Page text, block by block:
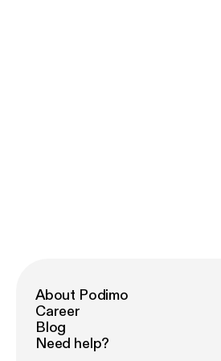
About Podimo
Career
Blog
Need help?